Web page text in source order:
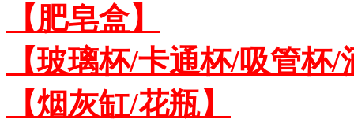
【肥皂盒】
【玻璃杯/卡通杯/吸管杯/
【烟灰缸/花瓶】